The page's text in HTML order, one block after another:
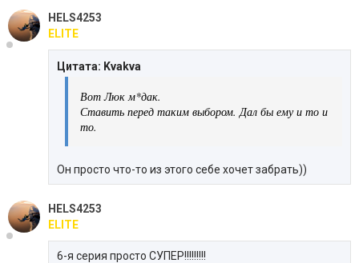
HELS4253
ELITE
Цитата: Kvakva
Вот Люк м*дак.
Ставить перед таким выбором. Дал бы ему и то и
то.
Он просто что-то из этого себе хочет забрать))
HELS4253
ELITE
6-я серия просто СУПЕР!!!!!!!!!